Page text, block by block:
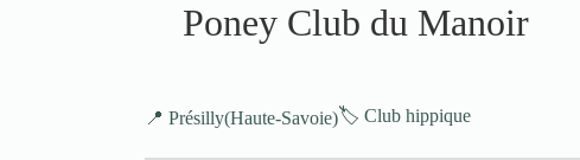
Poney Club du Manoir
📍 Présilly(Haute-Savoie)🏷️ Club hippique